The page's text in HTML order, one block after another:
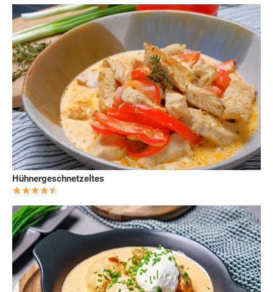
Hühnergeschnetzeltes